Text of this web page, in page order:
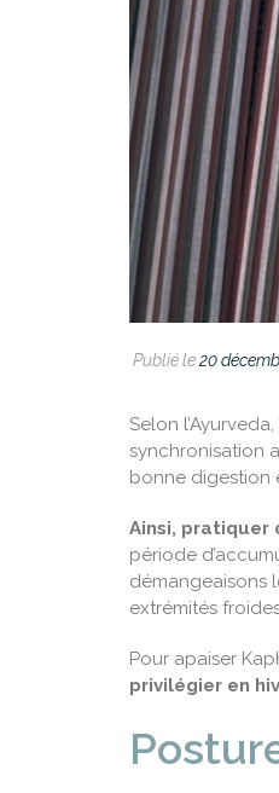
Publié le20
Selon
synchronisation
bonne digestion
Ainsi, pratiquer
période
démangeaisons
extrémités
Pour apaiser
privilégier en